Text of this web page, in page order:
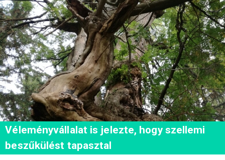
Véleményvállalat is jelezte, hogy szellemi
beszűkülést tapasztal